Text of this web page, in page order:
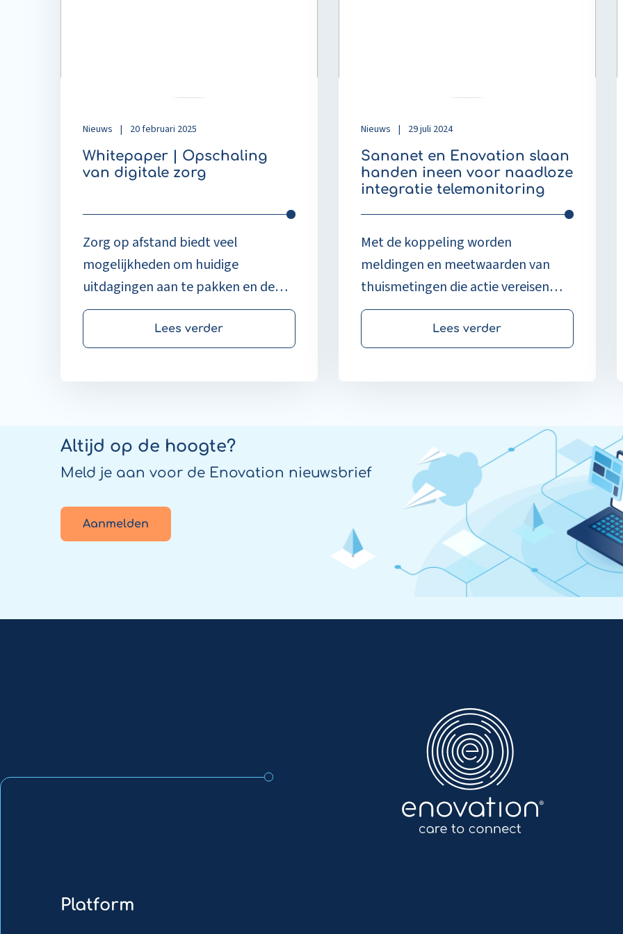
Nieuws | 20 februari 2025
Whitepaper | Opschaling
van digitale zorg
Zorg op afstand biedt veel
mogelijkheden om huidige
uitdagingen aan te pakken en de
zorg efficiënter en toegankelijker te
maken. Maar hoe kunnen
ziekenhuizen digitale zorg succesvol
Lees verder
Nieuws | 29 juli 2024
Sananet en Enovation slaan
handen ineen voor naadloze
integratie telemonitoring
Met de koppeling worden
meldingen en meetwaarden van
thuismetingen die actie vereisen
rechtstreeks weergegeven op het
dashboard van medische
zorgcentrales.
Lees verder
voor
telemonitoring
Altijd op de hoogte?
Meld je aan voor de Enovation nieuwsbrief
Aanmelden
Platform